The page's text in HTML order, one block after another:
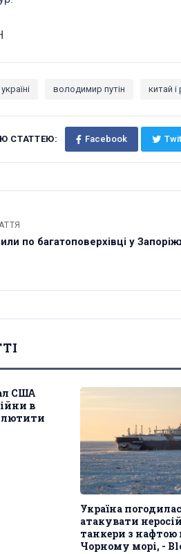
володимир путін китай і
СТАТТЕЮ: Facebook
по багатоповерхівці у
США
в
Україна
атакувати
танкери з нафтою
Чорному морі, -